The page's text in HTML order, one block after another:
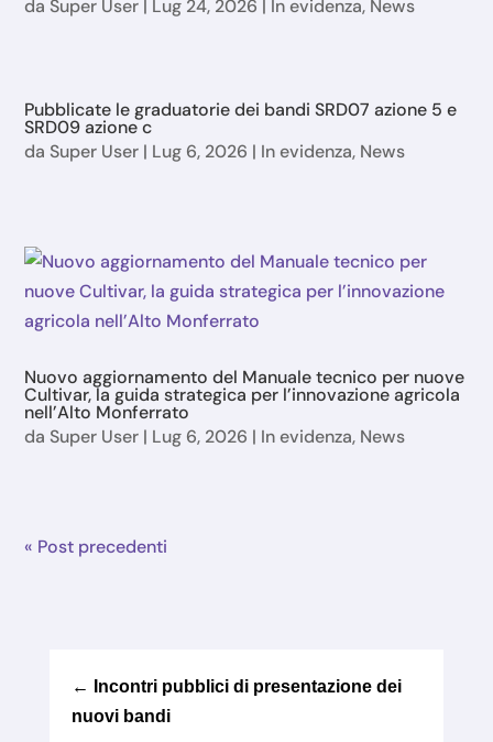
da Super User | Lug 24, 2026 | In evidenza, News
Pubblicate le graduatorie dei bandi SRD07 azione 5 e
SRD09 azione c
da Super User | Lug 6, 2026 | In evidenza, News
Nuovo aggiornamento del Manuale tecnico per nuove
Cultivar, la guida strategica per l’innovazione agricola
nell’Alto Monferrato
da Super User | Lug 6, 2026 | In evidenza, News
« Post precedenti
←
Incontri pubblici di presentazione dei
nuovi bandi